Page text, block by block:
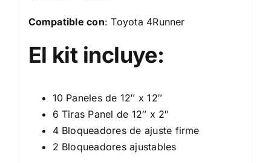
Compatible con: Toyota 4Runner
El kit incluye:
10 Paneles de 12″ x 12″
6 Tiras Panel de 12″ x 2″
4 Bloqueadores de ajuste firme
2 Bloqueadores ajustables